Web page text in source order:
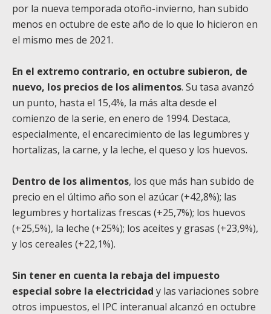
por la nueva temporada otoño-invierno, han subido
menos en octubre de este año de lo que lo hicieron en
el mismo mes de 2021.
En el extremo contrario, en octubre subieron, de
nuevo, los precios de los alimentos. Su tasa avanzó
un punto, hasta el 15,4%, la más alta desde el
comienzo de la serie, en enero de 1994. Destaca,
especialmente, el encarecimiento de las legumbres y
hortalizas, la carne, y la leche, el queso y los huevos.
Dentro de los alimentos, los que más han subido de
precio en el último año son el azúcar (+42,8%); las
legumbres y hortalizas frescas (+25,7%); los huevos
(+25,5%), la leche (+25%); los aceites y grasas (+23,9%),
y los cereales (+22,1%).
Sin tener en cuenta la rebaja del impuesto
especial sobre la electricidad y las variaciones sobre
otros impuestos, el IPC interanual alcanzó en octubre